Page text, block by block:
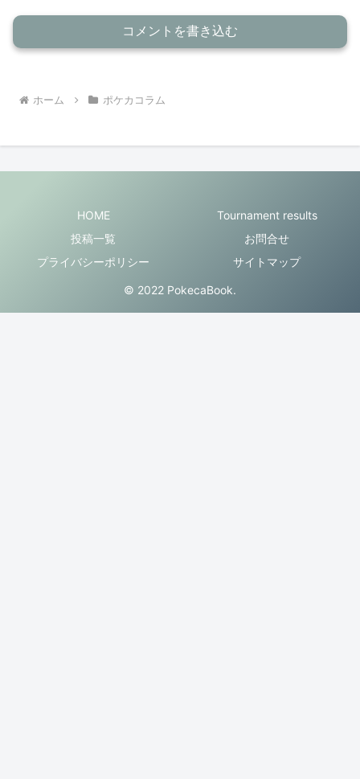
コメントを書き込む
ホーム ポケカコラム
HOME
Tournament results
投稿一覧
お問合せ
プライバシーポリシー
サイトマップ
© 2022 PokecaBook.